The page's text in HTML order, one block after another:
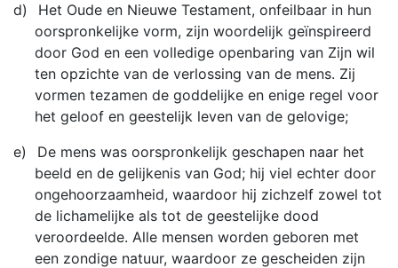
d)
Het Oude en Nieuwe Testament, onfeilbaar in hun
oorspronkelijke vorm, zijn woordelijk geïnspireerd
door God en een volledige openbaring van Zijn wil
ten opzichte van de verlossing van de mens. Zij
vormen tezamen de goddelijke en enige regel voor
het geloof en geestelijk leven van de gelovige;
e)
De mens was oorspronkelijk geschapen naar het
beeld en de gelijkenis van God; hij viel echter door
ongehoorzaamheid, waardoor hij zichzelf zowel tot
de lichamelijke als tot de geestelijke dood
veroordeelde. Alle mensen worden geboren met
een zondige natuur, waardoor ze gescheiden zijn